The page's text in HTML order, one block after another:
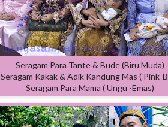
Seragam Para Tante & Bude (Biru Muda)
Seragam Kakak & Adik Kandung Mas ( Pink-
Seragam Para Mama ( Ungu -Emas)